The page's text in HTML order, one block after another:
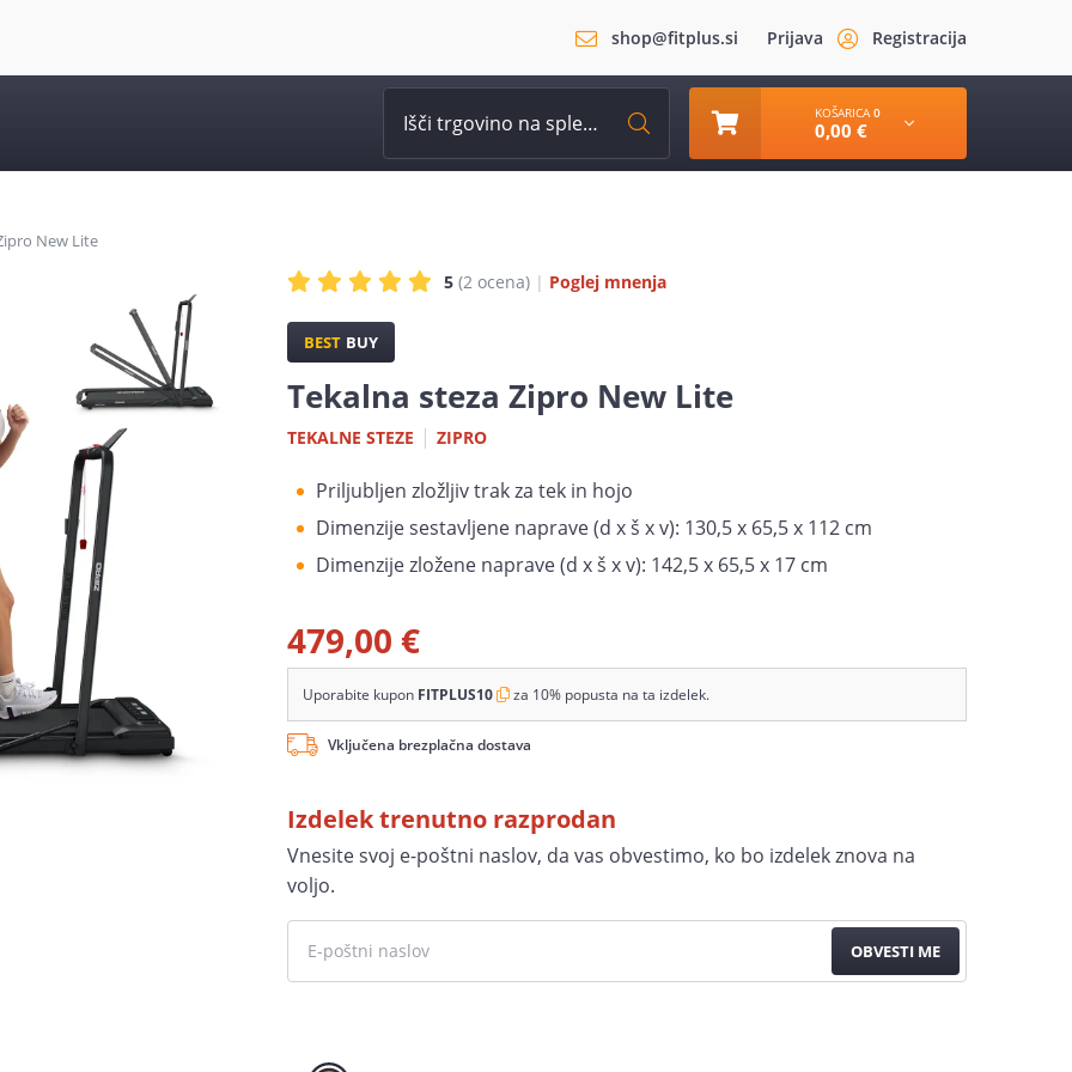
shop@fitplus.si Prijava Registracija
KOŠARICA 0
0,00 €
New Lite
5 (2 ocena) | Poglej mnenja
BEST BUY
Tekalna steza Zipro New Lite
TEKALNE STEZE | ZIPRO
Priljubljen zložljiv trak za tek in hojo
Dimenzije sestavljene naprave (d x š x v): 130,5 x 65,5 x 112 cm
Dimenzije zložene naprave (d x š x v): 142,5 x 65,5 x 17 cm
479,00 €
Uporabite kupon FITPLUS10 za 10% popusta na ta izdelek.
Vključena brezplačna dostava
Izdelek trenutno razprodan
Vnesite svoj e-poštni naslov, da vas obvestimo, ko bo izdelek znova na
voljo.
OBVESTI ME